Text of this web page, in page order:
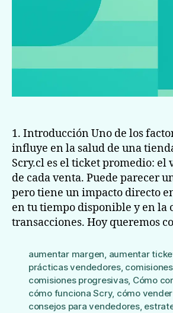
1. Introducción Uno de los
influye en la salud de una
Scry.cl es el ticket promedio: el
de cada venta. Puede parecer
pero tiene un impacto directo
en tu tiempo disponible y en la
transacciones. Hoy queremos
aumentar margen, aumentar
prácticas vendedores,
comisiones progresivas, Cómo
cómo funciona Scry, cómo
consejos para vendedores,